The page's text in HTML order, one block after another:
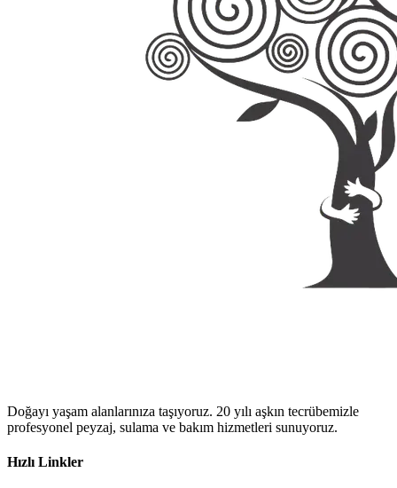
Doğayı yaşam alanlarınıza taşıyoruz. 20 yılı aşkın tecrübemizle
profesyonel peyzaj, sulama ve bakım hizmetleri sunuyoruz.
Hızlı Linkler